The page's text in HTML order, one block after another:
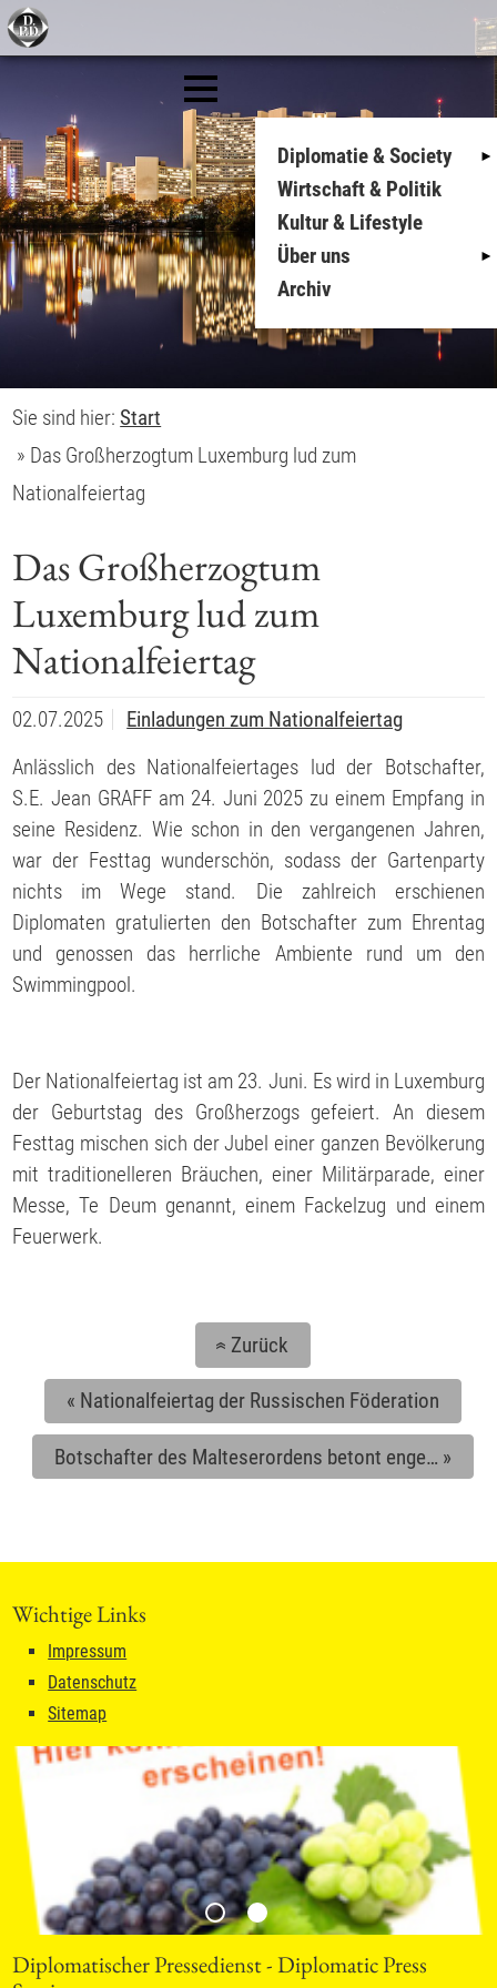
Diplomatie & Society
Wirtschaft & Politik
Kultur & Lifestyle
Über uns
Archiv
Sie sind hier:Start
» Das Großherzogtum Luxemburg lud zum
Nationalfeiertag
Das Großherzogtum
Luxemburg lud zum
Nationalfeiertag
02.07.2025
Einladungen zum Nationalfeiertag
Anlässlich des Nationalfeiertages lud der Botschafter,
S.E. Jean GRAFF am 24. Juni 2025 zu einem Empfang in
seine Residenz. Wie schon in den vergangenen Jahren,
war der Festtag wunderschön, sodass der Gartenparty
nichts im Wege stand. Die zahlreich erschienen
Diplomaten gratulierten den Botschafter zum Ehrentag
und genossen das herrliche Ambiente rund um den
Swimmingpool.
Der Nationalfeiertag ist am 23. Juni. Es wird in Luxemburg
der Geburtstag des Großherzogs gefeiert. An diesem
Festtag mischen sich der Jubel einer ganzen Bevölkerung
mit traditionelleren Bräuchen, einer Militärparade, einer
Messe, Te Deum genannt, einem Fackelzug und einem
Feuerwerk.
«Zurück
« Nationalfeiertag der Russischen Föderation
Botschafter des Malteserordens betont enge… »
Wichtige Links
Impressum
Datenschutz
Sitemap
Diplomatischer Pressedienst - Diplomatic Press